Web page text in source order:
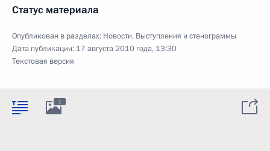
Статус материала
Опубликован в разделах: Новости, Выступления и стенограммы
Дата публикации: 17 августа 2010 года, 13:30
Текстовая версия
1